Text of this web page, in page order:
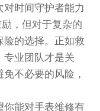
时间守护者能力
，但对于复杂的
险的选择。正如救
专业团队才是关
不必要的风险，
能对手表维修有